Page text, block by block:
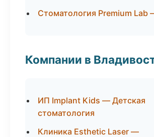
Стоматология Premium Lab
Компании в
ИП Implant Kids — Детская
стоматология
Клиника Esthetic Laser —